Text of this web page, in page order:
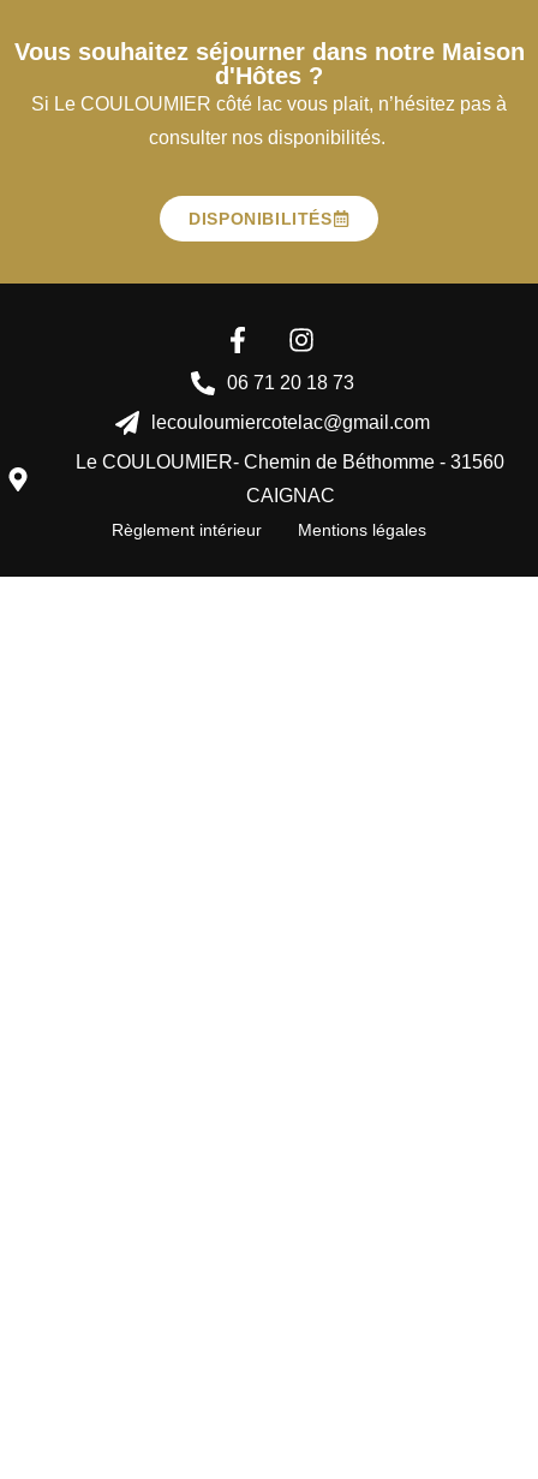
Vous souhaitez séjourner dans notre Maison
d'Hôtes ?
Si Le COULOUMIER côté lac vous plait, n’hésitez pas à
consulter nos disponibilités.
DISPONIBILITÉS
06 71 20 18 73
lecouloumiercotelac@gmail.com
Le COULOUMIER- Chemin de Béthomme - 31560
CAIGNAC
Règlement intérieur Mentions légales